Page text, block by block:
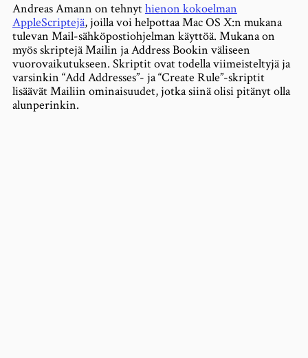
Andreas Amann on tehnythienon kokoelman
AppleScriptejä, joilla voi helpottaa Mac OS X:n mukana
tulevan Mail-sähköpostiohjelman käyttöä. Mukana on
myös skriptejä Mailin ja Address Bookin väliseen
vuorovaikutukseen. Skriptit ovat todella viimeisteltyjä ja
varsinkin “Add Addresses”- ja “Create Rule”-skriptit
lisäävät Mailiin ominaisuudet, jotka siinä olisi pitänyt olla
alunperinkin.